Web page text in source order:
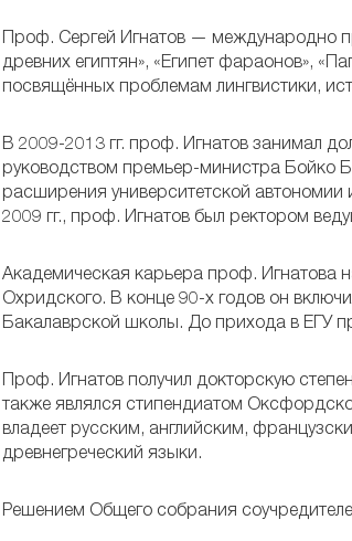
Проф. Сергей Игнатов — международно
древних египтян», «Египет фараонов»,
посвящённых проблемам лингвистики,
В 2009-2013 гг. проф. Игнатов занимал
руководством премьер-министра Бойко
расширения университетской
2009 гг., проф. Игнатов был ректором
Академическая карьера проф. Игнатова
Охридского. В конце 90-х годов он
Бакалаврской школы. До прихода в ЕГУ
Проф. Игнатов получил докторскую
также являлся стипендиатом
владеет русским, английским,
древнегреческий языки.
Решением Общего собрания